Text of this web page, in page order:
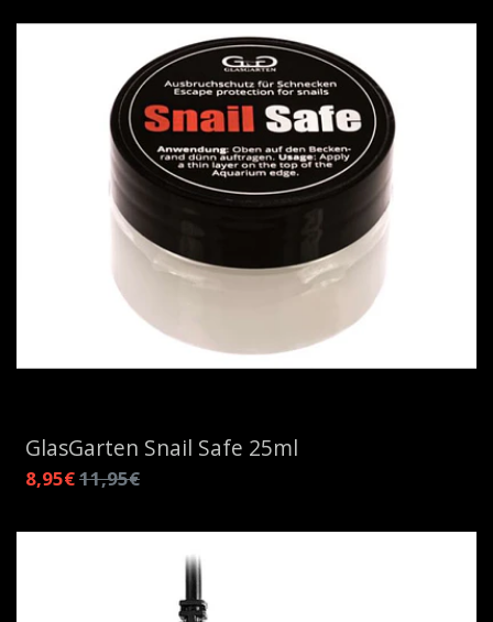
GlasGarten Snail Safe 25ml
8,95€11,95€